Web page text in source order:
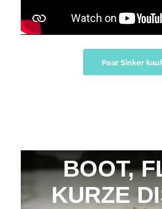
Pear Sinker
BOOT,
KURZE